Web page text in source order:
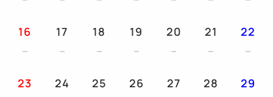
16 17 18 19 20 21 22
23 24 25 26 27 28 29